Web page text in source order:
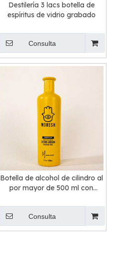
Destilería 3 lacs botella de
espíritus de vidrio grabado
Consulta
Botella de alcohol de cilindro al
por mayor de 500 ml con
Consulta